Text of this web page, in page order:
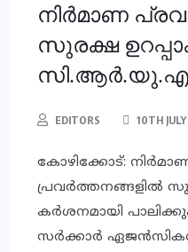
നിര്‍മാണ
സുരക്ഷ
സി.ആര്‍.യു.എ
EDITORS 10TH
കോഴിക്കോട്:
പ്രവര്‍ത്തനങ്ങളില്‍
കര്‍ശനമായി
സര്‍ക്കാര്‍